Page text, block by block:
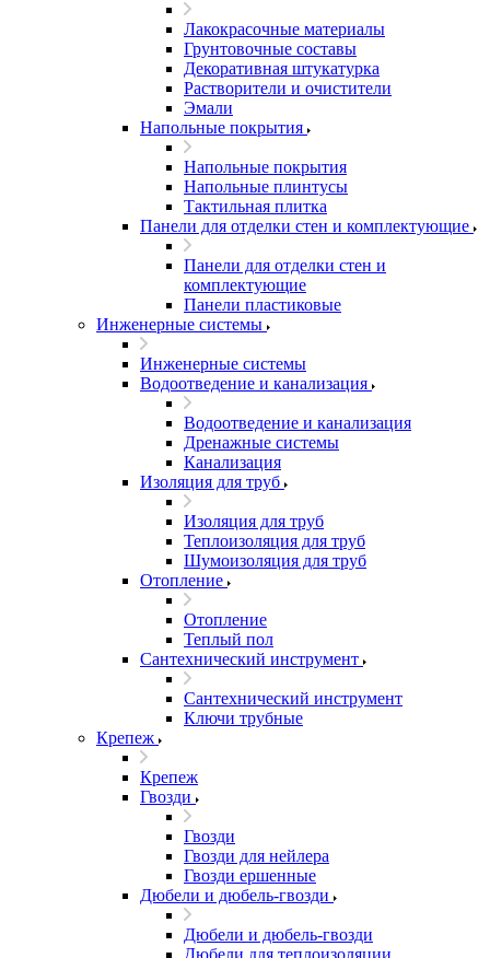
Лакокрасочные материалы
Грунтовочные составы
Декоративная штукатурка
Растворители и очистители
Эмали
Напольные покрытия
Напольные покрытия
Напольные плинтусы
Тактильная плитка
Панели для отделки стен и комплектующие
Панели для отделки стен и
комплектующие
Панели пластиковые
Инженерные системы
Инженерные системы
Водоотведение и канализация
Водоотведение и канализация
Дренажные системы
Канализация
Изоляция для труб
Изоляция для труб
Теплоизоляция для труб
Шумоизоляция для труб
Отопление
Отопление
Теплый пол
Сантехнический инструмент
Сантехнический инструмент
Ключи трубные
Крепеж
Крепеж
Гвозди
Гвозди
Гвозди для нейлера
Гвозди ершенные
Дюбели и дюбель-гвозди
Дюбели и дюбель-гвозди
Дюбели для теплоизоляции